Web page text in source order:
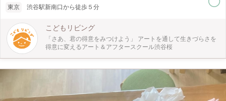
ません） 夏にぴったりの「ひまわり」。 この機会にぜひ体験してみてくださ
東京 渋谷駅新南口から徒歩５分
こどもリビング
「さあ、君の得意をみつけよう」 アートを通して生きづらさを
得意に変えるアート＆アフタースクール渋谷桜